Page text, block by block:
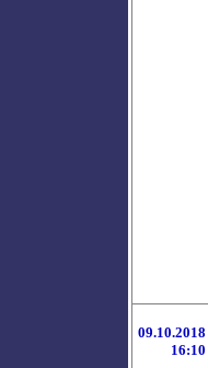
09.10.2018
16:10